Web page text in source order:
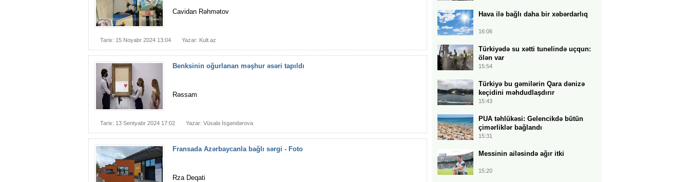
Cavidan Rəhmətov
Tarix: 15 Noyabr 2024 13:04 Yazar: Kult.az
Benksinin oğurlanan məşhur əsəri tapıldı
Rəssam
Tarix: 13 Sentyabr 2024 17:02 Yazar: Vüsalə İsgəndərova
Fransada Azərbaycanla bağlı sərgi - Foto
Rza Deqati
Hava ilə bağlı daha bir xəbərdarlıq
16:06
Türkiyədə su xətti tunelində uçqun:
ölən var
15:54
Türkiyə bu gəmilərin Qara dənizə
keçidini məhdudlaşdırır
15:43
PUA təhlükəsi: Gelencikdə bütün
çimərliklər bağlandı
15:31
Messinin ailəsində ağır itki
15:20